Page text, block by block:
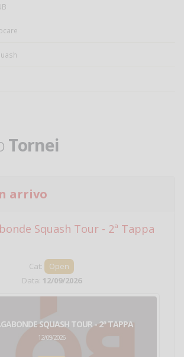
Tornei
arrivo
Squash Tour - 2ª Tappa
Cat:
Open
Data: 12/09/2026
SQUASH TOUR - 2ª TAPPA
12/09/2026